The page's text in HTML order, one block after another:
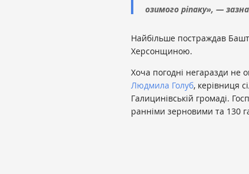
озимого ріпаку», —
Найбільше постраждав
Херсонщиною.
Хоча погодні негаразди не
Людмила Голуб, керівниця
Галицинівській громаді.
ранніми зерновими та 130